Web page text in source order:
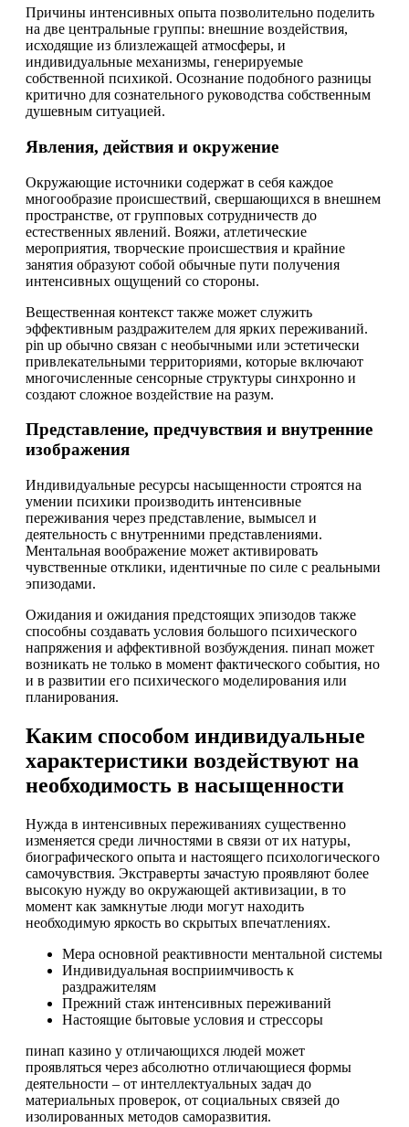
Причины интенсивных опыта позволительно поделить
на две центральные группы: внешние воздействия,
исходящие из близлежащей атмосферы, и
индивидуальные механизмы, генерируемые
собственной психикой. Осознание подобного разницы
критично для сознательного руководства собственным
душевным ситуацией.
Явления, действия и окружение
Окружающие источники содержат в себя каждое
многообразие происшествий, свершающихся в внешнем
пространстве, от групповых сотрудничеств до
естественных явлений. Вояжи, атлетические
мероприятия, творческие происшествия и крайние
занятия образуют собой обычные пути получения
интенсивных ощущений со стороны.
Вещественная контекст также может служить
эффективным раздражителем для ярких переживаний.
pin up обычно связан с необычными или эстетически
привлекательными территориями, которые включают
многочисленные сенсорные структуры синхронно и
создают сложное воздействие на разум.
Представление, предчувствия и внутренние
изображения
Индивидуальные ресурсы насыщенности строятся на
умении психики производить интенсивные
переживания через представление, вымысел и
деятельность с внутренними представлениями.
Ментальная воображение может активировать
чувственные отклики, идентичные по силе с реальными
эпизодами.
Ожидания и ожидания предстоящих эпизодов также
способны создавать условия большого психического
напряжения и аффективной возбуждения. пинап может
возникать не только в момент фактического события, но
и в развитии его психического моделирования или
планирования.
Каким способом индивидуальные
характеристики воздействуют на
необходимость в насыщенности
Нужда в интенсивных переживаниях существенно
изменяется среди личностями в связи от их натуры,
биографического опыта и настоящего психологического
самочувствия. Экстраверты зачастую проявляют более
высокую нужду во окружающей активизации, в то
момент как замкнутые люди могут находить
необходимую яркость во скрытых впечатлениях.
Мера основной реактивности ментальной системы
Индивидуальная восприимчивость к
раздражителям
Прежний стаж интенсивных переживаний
Настоящие бытовые условия и стрессоры
пинап казино у отличающихся людей может
проявляться через абсолютно отличающиеся формы
деятельности – от интеллектуальных задач до
материальных проверок, от социальных связей до
изолированных методов саморазвития.